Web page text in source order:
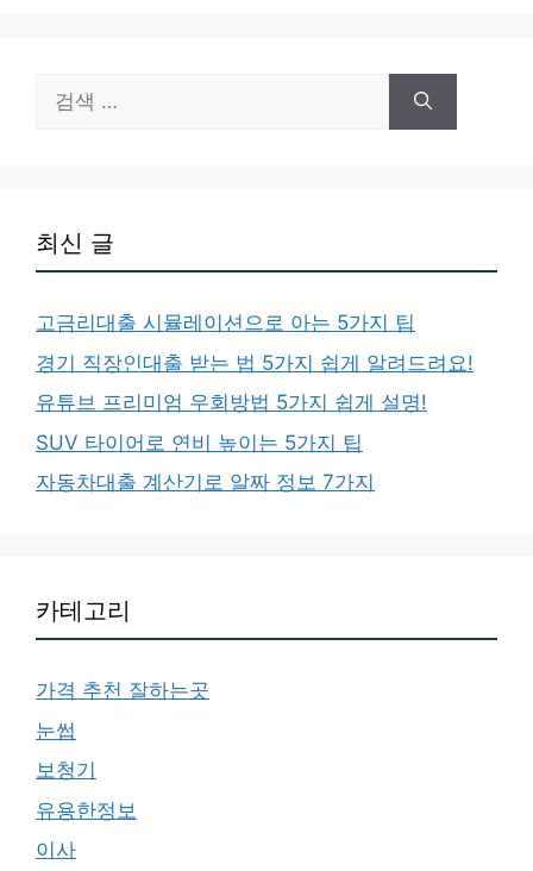
색:
최신 글
고금리대출 시뮬레이션으로 아는 5가지 팁
경기 직장인대출 받는 법 5가지 쉽게 알려드려요!
유튜브 프리미엄 우회방법 5가지 쉽게 설명!
SUV 타이어로 연비 높이는 5가지 팁
자동차대출 계산기로 알짜 정보 7가지
카테고리
가격 추천 잘하는곳
눈썹
보청기
유용한정보
이사